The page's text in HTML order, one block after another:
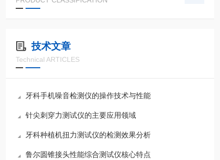
技术文章
Technical ARTICLES
牙科手机噪音检测仪的操作技术与性能
针尖刺穿力测试仪的主要应用领域
牙科种植机扭力测试仪的检测效果分析
鲁尔圆锥接头性能综合测试仪核心特点